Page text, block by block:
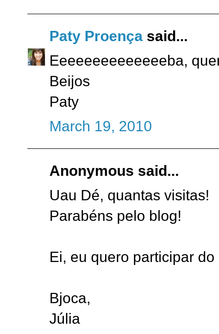
Paty Proença said...
Eeeeeeeeeeeeeeba,
Beijos
Paty
March 19, 2010
Anonymous said...
Uau Dé, quantas visitas!
Parabéns pelo blog!
Ei, eu quero participar
Bjoca,
Júlia